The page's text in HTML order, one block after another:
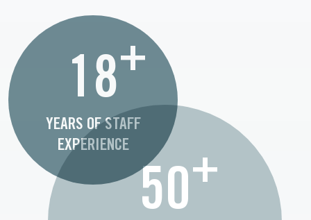
50+
18+
YEARS OF STAFF
EXPERIENCE